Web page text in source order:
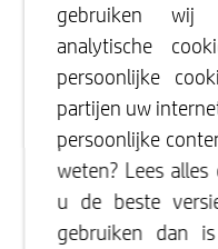
gebruiken
analytische
persoonlijke
partijen uw
persoonlijke
weten? Lees
u de beste
gebruiken dan